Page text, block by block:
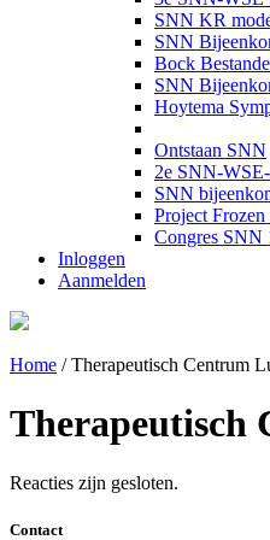
SNN KR
SNN
Bock
SNN
Hoytema
Ontstaan SNN
2e SNN-
SNN
Project
Congres SNN
Inloggen
Aanmelden
Home /Therapeutisch Centrum
Therapeutisch
Reacties zijn gesloten.
Contact